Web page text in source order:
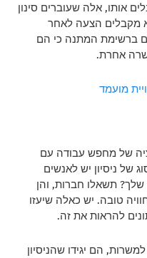
אותו, אלה שעוברים סינון
מקבלים הצעה לאחר
ברשימת המתנה כי הם
אחרת.
מועמד
של מחפש עבודה עם
של ניסיון יש לאנשים
תשאלו חברות, והן
טובה. יש כאלה שיעזו
להראות את זה.
הם יגידו שהניסיון